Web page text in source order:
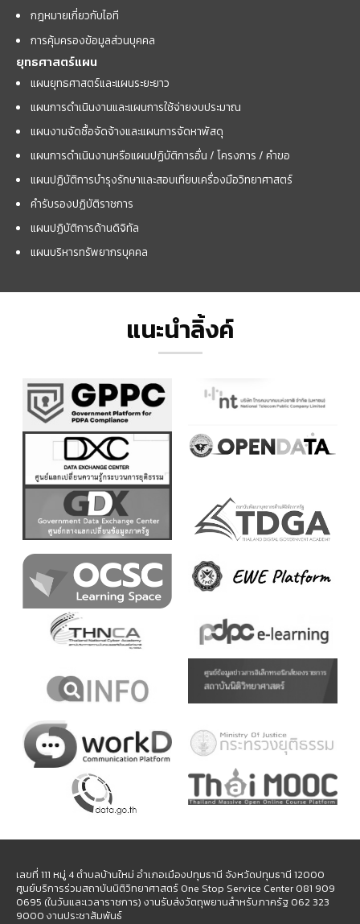
กฎหมายเกี่ยวกับไอที
การคุ้มครองข้อมูลส่วนบุคคล
ยุทธศาสตร์แผน
แผนยุทธศาสตร์และแผนระยะยาว
แผนการดำเนินงานและแผนการใช้จ่ายงบประมาณ
แผนงานจัดซื้อจัดจ้างและแผนการจัดหาพัสดุ
แผนการดำเนินงานหรือแผนปฏิบัติการอื่น / โครงการ / คำขอ
แผนปฏิบัติการบำรุงรักษาและสอบเทียบเครื่องมือวิทยาศาสตร์
คำรับรองปฏิบัติราชการ
แผนปฏิบัติการด้านดิจิทัล
แผนบริหารทรัพยากรบุคคล
แนะนำลิ้งค์
เลขที่ 111 หมู่ 4 ตำบลบ้านใหม่ อำเภอเมืองปทุมธานี จังหวัดปทุมธานี 12000
ศูนย์บริการร่วมสถาบันนิติวิทยาศาสตร์ One Stop Service Center 081 909
0695 (ในวันและเวลาราชการ) งานรับส่งวัตถุพยานสำหรับภาครัฐ 062 323
9000 งานประชาสัมพันธ์